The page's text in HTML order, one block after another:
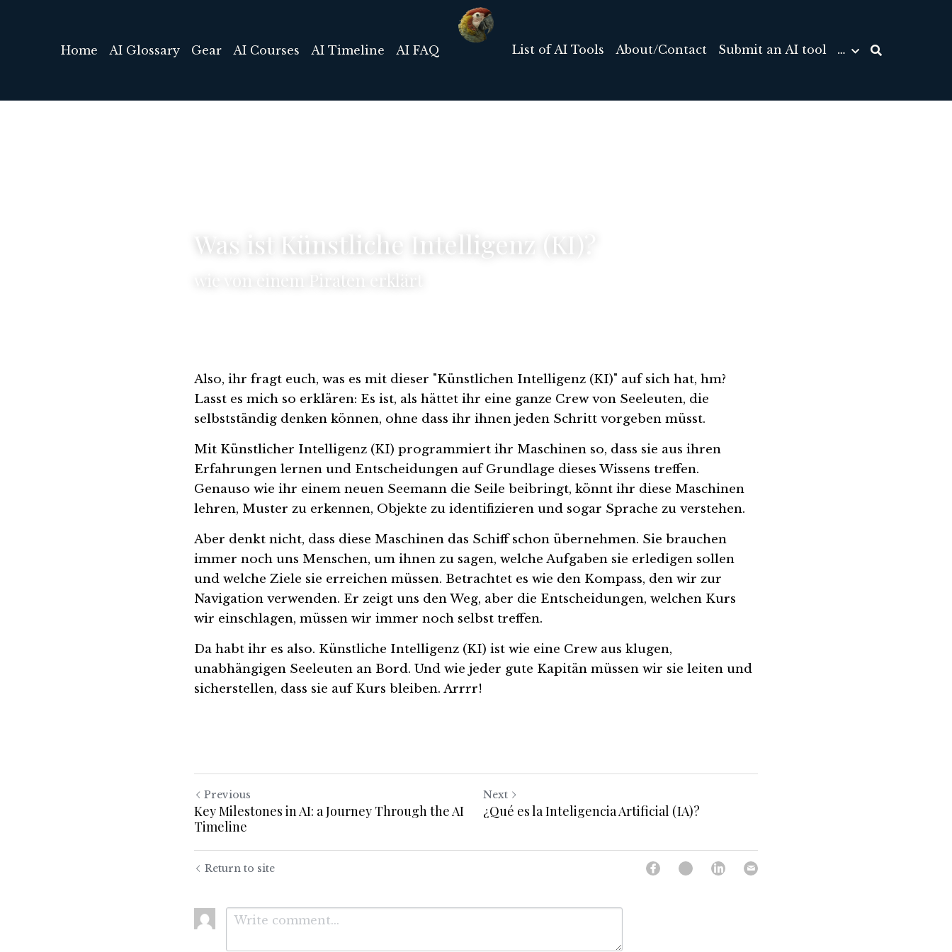
Home AI Glossary Gear AI Courses AI Timeline AI FAQ List of AI Tools About/Contact Submit an AI tool …
Was ist Künstliche Intelligenz (KI)?
wie von einem Piraten erklärt
Also, ihr fragt euch, was es mit dieser "Künstlichen Intelligenz (KI)" auf sich hat, hm?
Lasst es mich so erklären: Es ist, als hättet ihr eine ganze Crew von Seeleuten, die
selbstständig denken können, ohne dass ihr ihnen jeden Schritt vorgeben müsst.
Mit Künstlicher Intelligenz (KI) programmiert ihr Maschinen so, dass sie aus ihren
Erfahrungen lernen und Entscheidungen auf Grundlage dieses Wissens treffen.
Genauso wie ihr einem neuen Seemann die Seile beibringt, könnt ihr diese Maschinen
lehren, Muster zu erkennen, Objekte zu identifizieren und sogar Sprache zu verstehen.
Aber denkt nicht, dass diese Maschinen das Schiff schon übernehmen. Sie brauchen
immer noch uns Menschen, um ihnen zu sagen, welche Aufgaben sie erledigen sollen
und welche Ziele sie erreichen müssen. Betrachtet es wie den Kompass, den wir zur
Navigation verwenden. Er zeigt uns den Weg, aber die Entscheidungen, welchen Kurs
wir einschlagen, müssen wir immer noch selbst treffen.
Da habt ihr es also. Künstliche Intelligenz (KI) ist wie eine Crew aus klugen,
unabhängigen Seeleuten an Bord. Und wie jeder gute Kapitän müssen wir sie leiten und
sicherstellen, dass sie auf Kurs bleiben. Arrrr!
Previous
Key Milestones in AI: a Journey Through the AI
Timeline
Next
¿Qué es la Inteligencia Artificial (IA)?
Return to site